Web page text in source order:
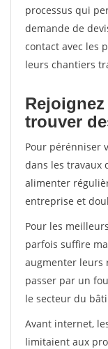
processus qui
demande de
contact avec les
leurs chantiers
trouver
Pour pérénniser
dans les travaux
alimenter
entreprise et
Pour les
parfois suffire
augmenter leurs
passer par un
le secteur du
Avant internet,
limitaient aux